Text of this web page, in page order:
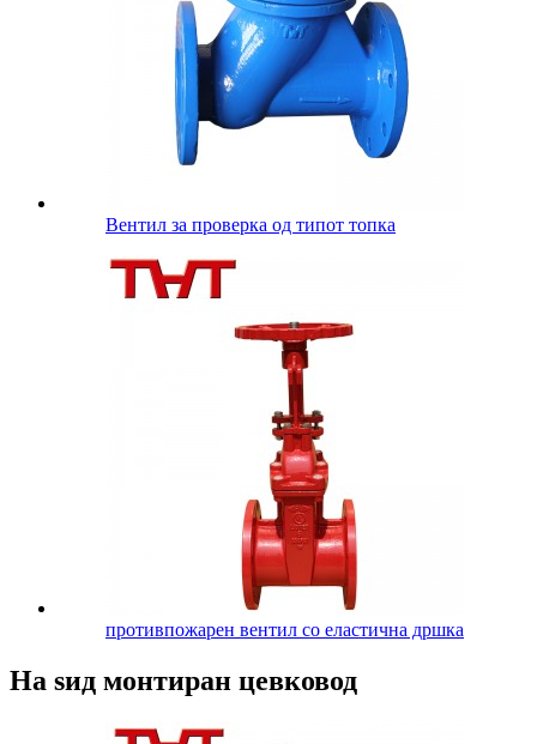
Вентил за проверка од типот топка
противпожарен вентил со еластична дршка
На ѕид монтиран цевковод